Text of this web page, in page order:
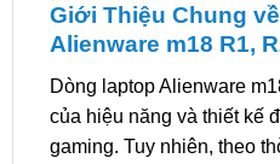
Giới Thiệu Chung về
Alienware m18 R1,
Dòng laptop Alienware
của hiệu năng và thiết kế
gaming. Tuy nhiên, theo